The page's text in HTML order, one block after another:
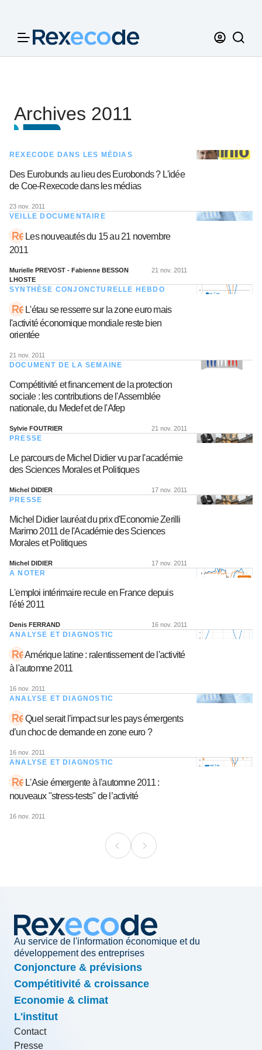
Archives 2011
REXECODE DANS LES MÉDIAS
Des Eurobunds au lieu des Eurobonds ? L'idée
de Coe-Rexecode dans les médias
23 nov. 2011
VEILLE DOCUMENTAIRE
Les nouveautés du 15 au 21 novembre
2011
Murielle PREVOST - Fabienne BESSON
LHOSTE
21 nov. 2011
SYNTHÈSE CONJONCTURELLE HEBDO
L'étau se resserre sur la zone euro mais
l'activité économique mondiale reste bien
orientée
21 nov. 2011
DOCUMENT DE LA SEMAINE
Compétitivité et financement de la protection
sociale : les contributions de l'Assemblée
nationale, du Medef et de l'Afep
Sylvie FOUTRIER 21 nov. 2011
PRESSE
Le parcours de Michel Didier vu par l'académie
des Sciences Morales et Politiques
Michel DIDIER 17 nov. 2011
PRESSE
Michel Didier lauréat du prix d'Economie Zerilli
Marimo 2011 de l'Académie des Sciences
Morales et Politiques
Michel DIDIER 17 nov. 2011
A NOTER
L'emploi intérimaire recule en France depuis
l'été 2011
Denis FERRAND 16 nov. 2011
ANALYSE ET DIAGNOSTIC
Amérique latine : ralentissement de l'activité
à l'automne 2011
16 nov. 2011
ANALYSE ET DIAGNOSTIC
Quel serait l’impact sur les pays émergents
d’un choc de demande en zone euro ?
16 nov. 2011
ANALYSE ET DIAGNOSTIC
L'Asie émergente à l'automne 2011 :
nouveaux "stress-tests" de l’activité
16 nov. 2011
Au service de l'information économique et du
développement des entreprises
Conjoncture & prévisions
Compétitivité & croissance
Economie & climat
L'institut
Contact
Presse